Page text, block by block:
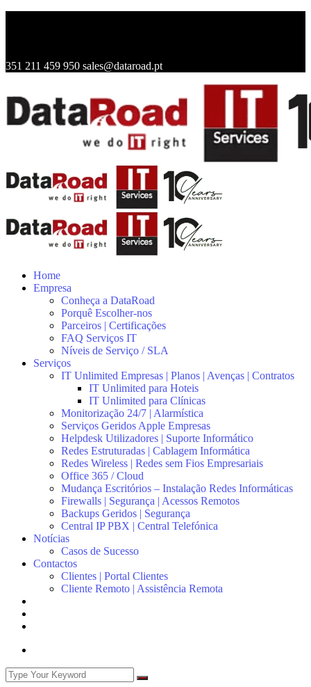
351 211 459 950 sales@dataroad.pt
Home
Empresa
Conheça a DataRoad
Porquê Escolher-nos
Parceiros | Certificações
FAQ Serviços IT
Níveis de Serviço / SLA
Serviços
IT Unlimited Empresas | Planos | Avenças | Contratos
IT Unlimited para Hoteis
IT Unlimited para Clínicas
Monitorização 24/7 | Alarmística
Serviços Geridos Apple Empresas
Helpdesk Utilizadores | Suporte Informático
Redes Estruturadas | Cablagem Informática
Redes Wireless | Redes sem Fios Empresariais
Office 365 / Cloud
Mudança Escritórios – Instalação Redes Informáticas
Firewalls | Segurança | Acessos Remotos
Backups Geridos | Segurança
Central IP PBX | Central Telefónica
Notícias
Casos de Sucesso
Contactos
Clientes | Portal Clientes
Cliente Remoto | Assistência Remota